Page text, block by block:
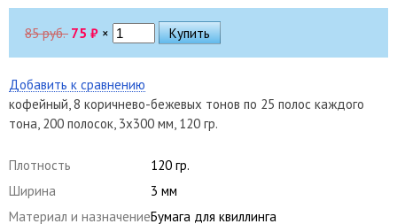
85 руб. 75 ₽ ×
Добавить к сравнению
кофейный, 8 коричнево-бежевых тонов по 25 полос каждого
тона, 200 полосок, 3х300 мм, 120 гр.
Плотность
120 гр.
Ширина
3 мм
Материал и назначениеБумага для квиллинга